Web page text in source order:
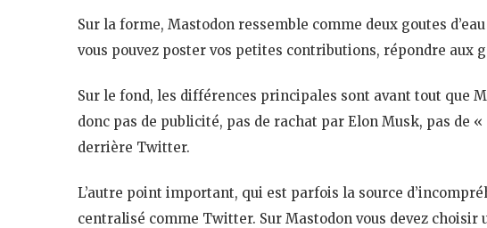
Sur la forme, Mastodon ressemble comme deux goutes
vous pouvez poster vos petites contributions, répondre aux
Sur le fond, les différences principales sont avant tout que
donc pas de publicité, pas de rachat par Elon Musk, pas de
derrière Twitter.
L’autre point important, qui est parfois la source
centralisé comme Twitter. Sur Mastodon vous devez choisir